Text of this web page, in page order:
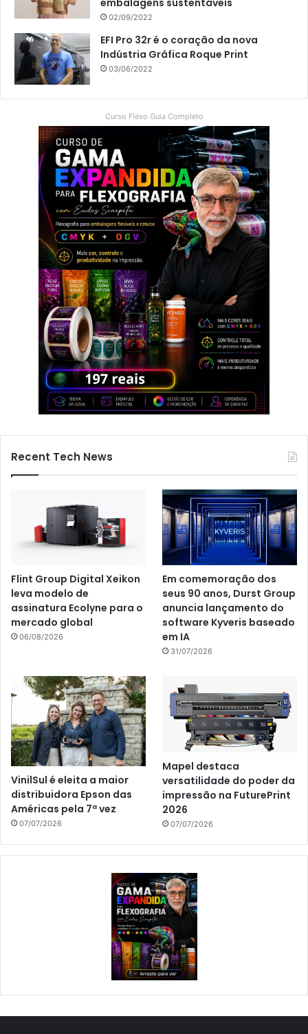
02/09/2022
EFI Pro 32r é o coração da nova
Indústria Gráfica Roque Print
03/06/2022
Curso Flexo Guia Completo
Recent Tech News
Flint Group Digital Xeikon
leva modelo de
assinatura Ecolyne para o
mercado global
06/08/2026
Em comemoração dos
seus 90 anos, Durst Group
anuncia lançamento do
software Kyveris baseado
em IA
31/07/2026
VinilSul é eleita a maior
distribuidora Epson das
Américas pela 7ª vez
07/07/2026
Mapel destaca
versatilidade do poder da
impressão na FuturePrint
2026
07/07/2026